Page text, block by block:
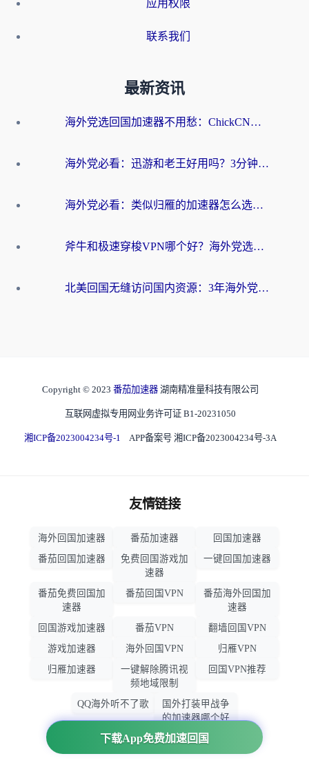
应用权限
联系我们
最新资讯
海外党选回国加速器不用愁：ChickCN和洞见哪个好？一篇搞定所有疑问
海外党必看：迅游和老王好用吗？3分钟选对加速国内网络的加速器
海外党必看：类似归雁的加速器怎么选？一篇搞定无缝访问国内资源
斧牛和极速穿梭VPN哪个好？海外党选回国加速器必看的真实对比与避坑指南
北美回国无缝访问国内资源：3年海外党亲测的加速器选择指南
下载App免费加速回国
Copyright © 2023 番茄加速器 湖南精准量科技有限公司
互联网虚拟专用网业务许可证 B1-20231050
湘ICP备2023004234号-1 APP备案号 湘ICP备2023004234号-3A
友情链接
海外回国加速器 番茄加速器
回国加速器
番茄回国加速器
免费回国游戏加
速器
一键回国加速器
番茄免费回国加
速器
番茄回国VPN
番茄海外回国加
速器
回国游戏加速器
番茄VPN
翻墙回国VPN
游戏加速器
海外回国VPN
归雁VPN
归雁加速器
一键解除腾讯视
频地域限制
回国VPN推荐
QQ海外听不了歌
国外打装甲战争
的加速器哪个好
用